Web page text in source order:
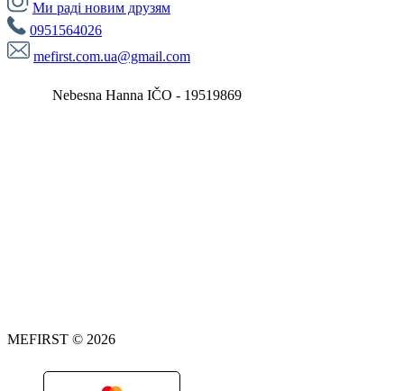
Ми раді новим друзям
0951564026
mefirst.com.ua@gmail.com
Nebesna Hanna IČO - 19519869
MEFIRST © 2026